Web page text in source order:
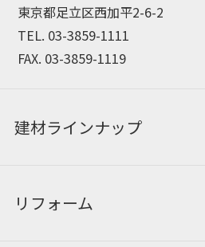
東京都足立区西加平2-6-2
TEL. 03-3859-1111
FAX. 03-3859-1119
建材ラインナップ
リフォーム